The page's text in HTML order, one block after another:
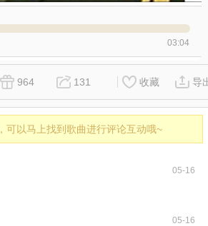
03:04
964 131 收藏 导
，可以马上找到歌曲进行评论互动哦~
05-16
05-16